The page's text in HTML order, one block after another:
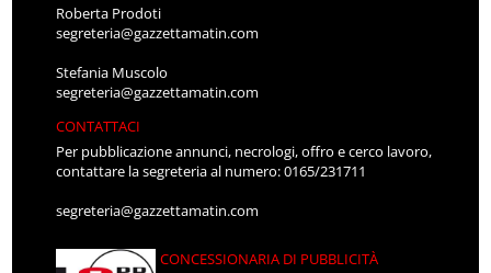
Roberta Prodoti
segreteria@gazzettamatin.com
Stefania Muscolo
segreteria@gazzettamatin.com
CONTATTACI
Per pubblicazione annunci, necrologi, offro e cerco lavoro,
contattare la segreteria al numero: 0165/231711
segreteria@gazzettamatin.com
CONCESSIONARIA DI PUBBLICITÀ